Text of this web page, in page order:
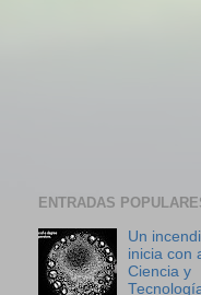
ENTRADAS
Un
inicia con
Ciencia y